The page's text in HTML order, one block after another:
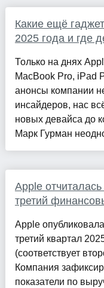
Какие ещё
2025 года и где
Только на днях
MacBook Pro, iPad
анонсы компании
инсайдеров, нас
новых девайса до
Марк Гурман
Apple
третий
Apple
третий квартал
(соответствует
Компания
показатели по